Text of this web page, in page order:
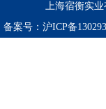
上海宿衡实
备案号： 沪ICP备